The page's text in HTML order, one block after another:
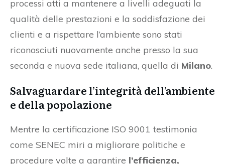
processi atti a mantenere a livelli adeguati la
qualità delle prestazioni e la soddisfazione dei
clienti e a rispettare l’ambiente sono stati
riconosciuti nuovamente anche presso la sua
seconda e nuova sede italiana, quella di Milano.
Salvaguardare l’integrità dell’ambiente
e della popolazione
Mentre la certificazione ISO 9001 testimonia
come SENEC miri a migliorare politiche e
procedure volte a garantire l’efficienza,